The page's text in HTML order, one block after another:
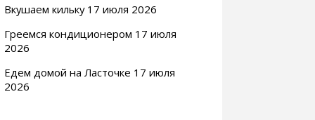
Вкушаем кильку 17 июля 2026
Греемся кондиционером 17 июля
2026
Едем домой на Ласточке 17 июля
2026